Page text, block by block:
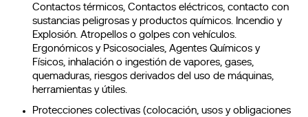
Contactos térmicos, Contactos eléctricos, contacto con
sustancias peligrosas y productos químicos. Incendio y
Explosión. Atropellos o golpes con vehículos.
Ergonómicos y Psicosociales, Agentes Químicos y
Físicos, inhalación o ingestión de vapores, gases,
quemaduras, riesgos derivados del uso de máquinas,
herramientas y útiles.
Protecciones colectivas (colocación, usos y obligaciones